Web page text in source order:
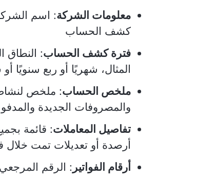
معلومات الشركة: اسم
كشف الحساب
فترة كشف الحساب:
المثال، شهريًا أو ربع سنويًا أو
ملخص الحساب: ملخص
والمصروفات الجديدة
تفاصيل المعاملات: قائمة
أرصدة أو تعديلات تمت
أرقام الفواتير : الرقم المرجعي